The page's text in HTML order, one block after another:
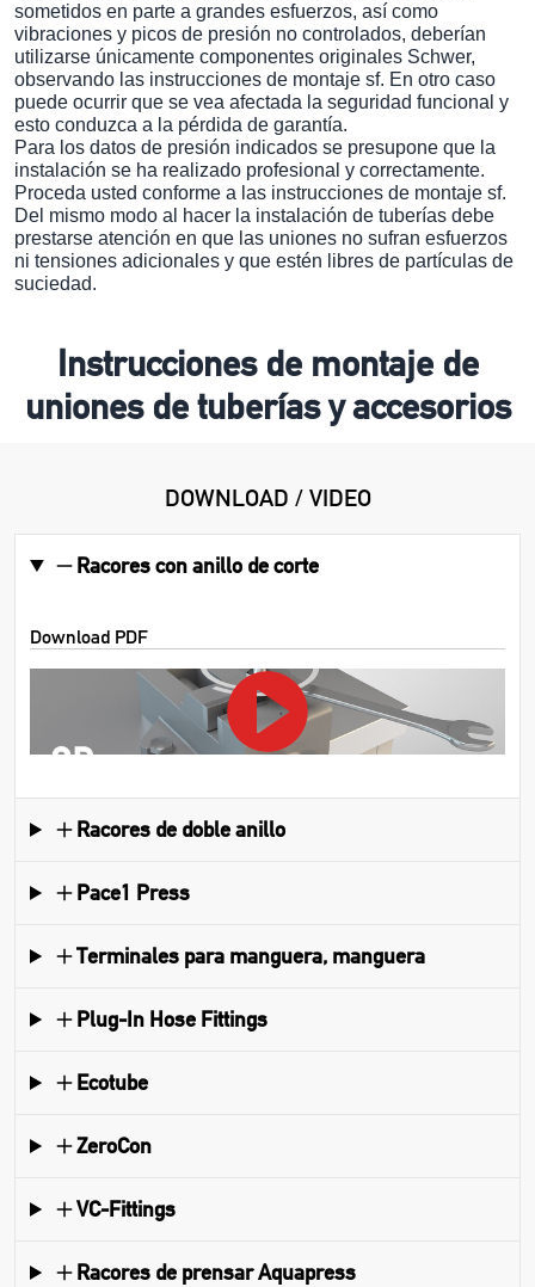
sometidos en parte a grandes esfuerzos, así como
vibraciones y picos de presión no controlados, deberían
utilizarse únicamente componentes originales Schwer,
observando las instrucciones de montaje sf. En otro caso
puede ocurrir que se vea afectada la seguridad funcional y
esto conduzca a la pérdida de garantía.
Para los datos de presión indicados se presupone que la
instalación se ha realizado profesional y correctamente.
Proceda usted conforme a las instrucciones de montaje sf.
Del mismo modo al hacer la instalación de tuberías debe
prestarse atención en que las uniones no sufran esfuerzos
ni tensiones adicionales y que estén libres de partículas de
suciedad.
Instrucciones de montaje de
uniones de tuberías y accesorios
DOWNLOAD / VIDEO
Racores con anillo de corte
Download PDF
Racores de doble anillo
Pace1 Press
Terminales para manguera, manguera
Plug-In Hose Fittings
Ecotube
ZeroCon
VC-Fittings
Racores de prensar Aquapress